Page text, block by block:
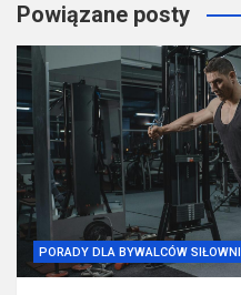
Powiązane posty
PORADY DLA BYWALCÓW SIŁOWNI